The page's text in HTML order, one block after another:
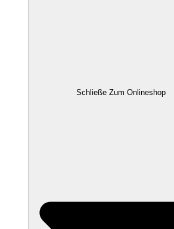
Schließe Zum Onlineshop